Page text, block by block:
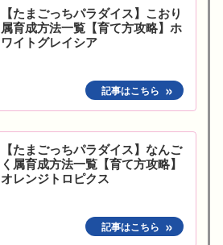
【たまごっちパラダイス】こおり
属育成方法一覧【育て方攻略】ホ
ワイトグレイシア
【たまごっちパラダイス】なんご
く属育成方法一覧【育て方攻略】
オレンジトロピクス